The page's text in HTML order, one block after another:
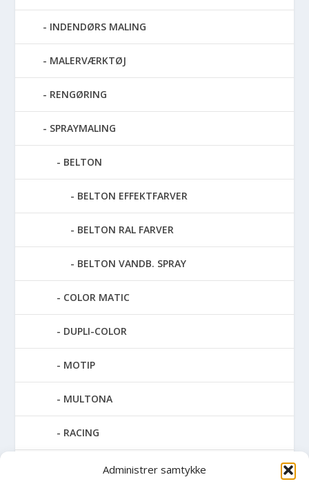
Administrer samtykke
INDENDØRS MALING
MALERVÆRKTØJ
RENGØRING
SPRAYMALING
BELTON
BELTON EFFEKTFARVER
BELTON RAL FARVER
BELTON VANDB. SPRAY
COLOR MATIC
DUPLI-COLOR
MOTIP
MULTONA
RACING
SPECIAL SPRAY